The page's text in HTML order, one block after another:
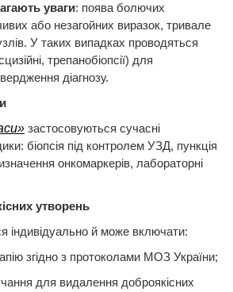
уваги: поява болючих
або незагойних виразок, тривале
У таких випадках проводяться
трепанобіопсії) для
діагнозу.
застосовуються сучасні
біопсія під контролем УЗД, пункція
онкомаркерів, лабораторні
утворень
індивідуально й може включати:
згідно з протоколами МОЗ України;
для видалення доброякісних